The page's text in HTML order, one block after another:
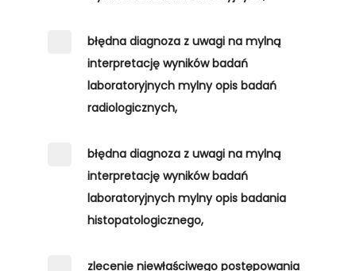
błędna diagnoza z uwagi na mylną
interpretację wyników badań
laboratoryjnych mylny opis badań
radiologicznych,
błędna diagnoza z uwagi na mylną
interpretację wyników badań
laboratoryjnych mylny opis badania
histopatologicznego,
zlecenie niewłaściwego postępowania